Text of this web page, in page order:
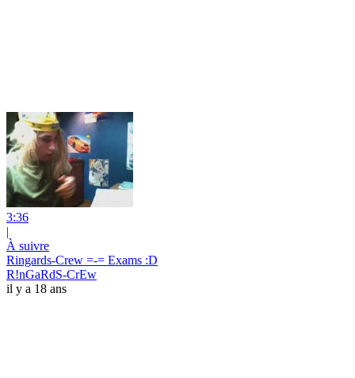
3:36
|
À suivre
Ringards-Crew =-= Exams :D
R!nGaRdS-CrEw
il y a 18 ans